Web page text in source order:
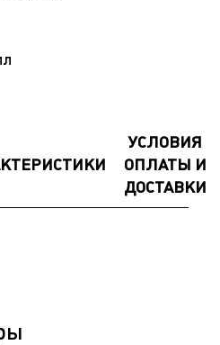
УСЛОВИЯ
ОПЛАТЫ И
ДОСТАВКИ